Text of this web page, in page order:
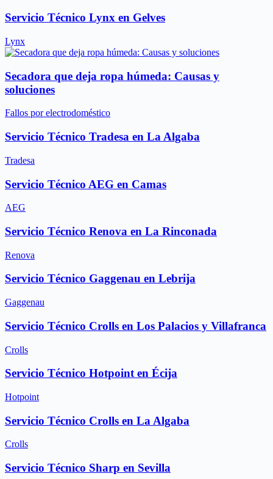
Servicio Técnico Lynx en Gelves
Lynx
Secadora que deja ropa húmeda: Causas y
soluciones
Fallos por electrodoméstico
Servicio Técnico Tradesa en La Algaba
Tradesa
Servicio Técnico AEG en Camas
AEG
Servicio Técnico Renova en La Rinconada
Renova
Servicio Técnico Gaggenau en Lebrija
Gaggenau
Servicio Técnico Crolls en Los Palacios y Villafranca
Crolls
Servicio Técnico Hotpoint en Écija
Hotpoint
Servicio Técnico Crolls en La Algaba
Crolls
Servicio Técnico Sharp en Sevilla